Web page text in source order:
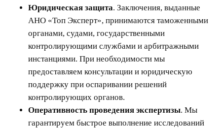
Юридическая защита. Заключения, выданные
АНО «Топ Эксперт», принимаются таможенными
органами, судами, государственными
контролирующими службами и арбитражными
инстанциями. При необходимости мы
предоставляем консультации и юридическую
поддержку при оспаривании решений
контролирующих органов.
Оперативность проведения экспертизы. Мы
гарантируем быстрое выполнение исследований